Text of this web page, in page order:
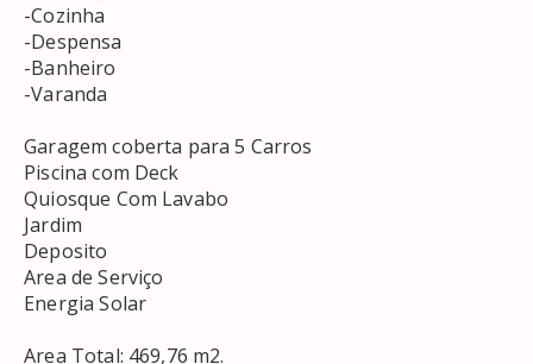
Garagem coberta para 5 Carros
Quiosque Com Lavabo
Area de Serviço
Area Total: 469,76 m2.